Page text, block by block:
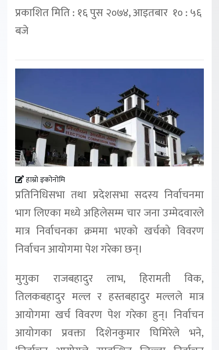
प्रकाशित मिति : १६ पुस २०७४, आइतबार १० : ५६
बजे
हाम्रो इकोनोमि
प्रतिनिधिसभा तथा प्रदेशसभा सदस्य निर्वाचनमा
भाग लिएका मध्ये अहिलेसम्म चार जना उम्मेदवारले
मात्र निर्वाचनका क्रममा भएको खर्चको विवरण
निर्वाचन आयोगमा पेश गरेका छन्।
मुगुका राजबहादुर लाभ, हिरामती विक,
तिलकबहादुर मल्ल र हस्तबहादुर मल्लले मात्र
आयोगमा खर्च विवरण पेश गरेका हुन्। निर्वाचन
आयोगका प्रवक्ता दिशेनकुमार घिमिरेले भने,